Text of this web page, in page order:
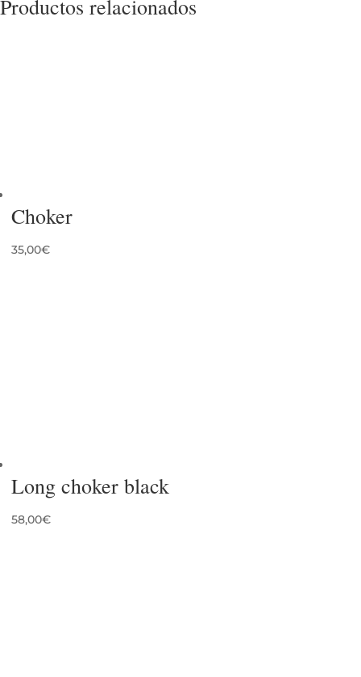
Productos relacionados
Choker
35,00€
Long choker black
58,00€